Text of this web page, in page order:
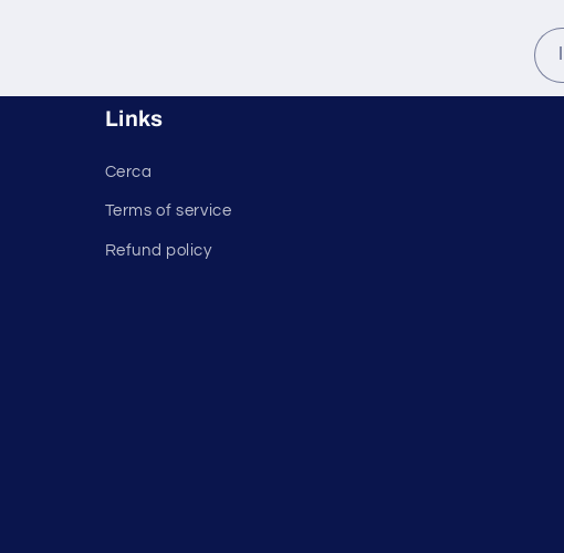
Links
Cerca
Terms of service
Refund policy